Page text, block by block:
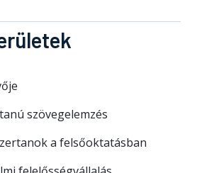
szövegelemzés
a felsőoktatásban